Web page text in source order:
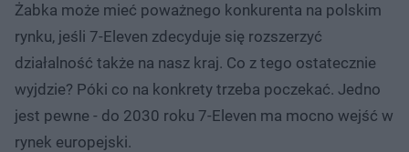
Żabka może mieć poważnego konkurenta na polskim
rynku, jeśli 7-Eleven zdecyduje się rozszerzyć
działalność także na nasz kraj. Co z tego ostatecznie
wyjdzie? Póki co na konkrety trzeba poczekać. Jedno
jest pewne - do 2030 roku 7-Eleven ma mocno wejść w
rynek europejski.